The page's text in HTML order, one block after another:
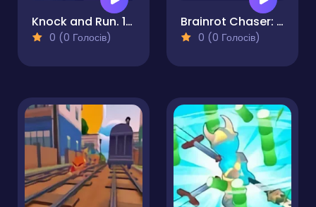
Knock and Run. 100 Doors Escape
0 (0 Голосів)
Brainrot Chaser: Brainrot Challenge Game
0 (0 Голосів)